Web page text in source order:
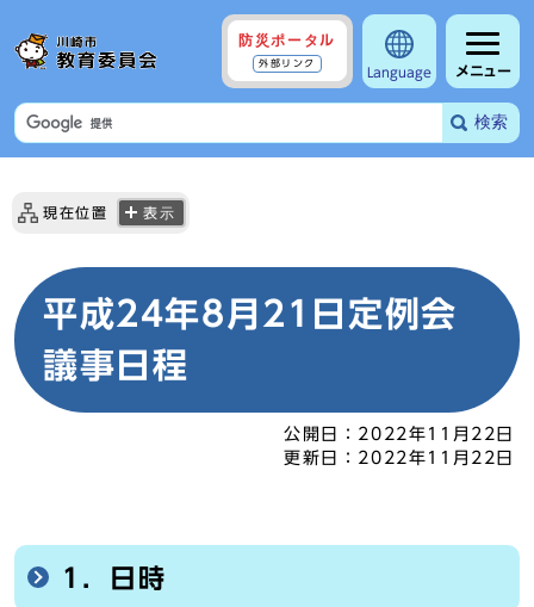
防災ポータル
外部リンク
Language メニュー
検索
現在位置 表示
平成24年8月21日定例会
議事日程
公開日： 2022年11月22日
更新日： 2022年11月22日
1．日時